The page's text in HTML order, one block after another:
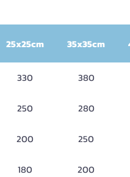
25x25cm 35x35cm
330 380
250 280
200 250
180 200